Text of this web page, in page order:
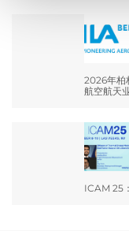
2026年柏
航空航天
ICAM 25